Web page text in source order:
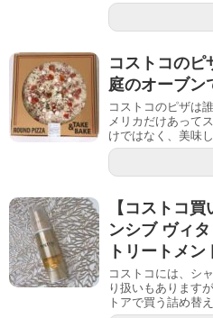
コストコのピ
庭のオーブン
コストコのピザは
メリカだけあって
けではなく、美味
【コストコ
ンシブ ヴィ
トリートメン
コストコには、シ
り扱いもあります
トアで買う詰め替